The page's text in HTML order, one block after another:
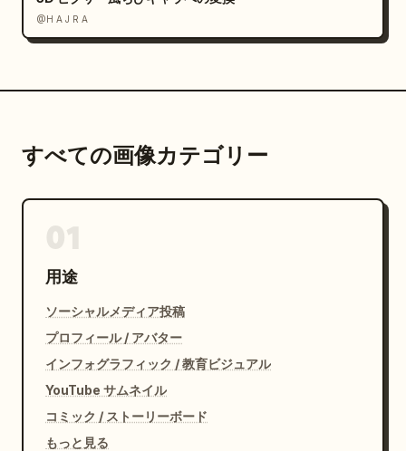
@H A J R A
すべての画像カテゴリー
用途
ソーシャルメディア投稿
プロフィール / アバター
インフォグラフィック / 教育ビジュアル
YouTube サムネイル
コミック / ストーリーボード
もっと見る